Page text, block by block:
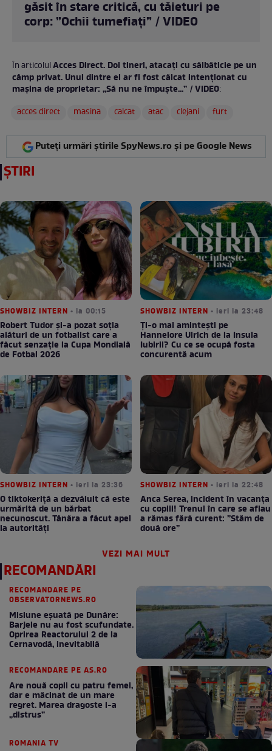
găsit în stare critică, cu tăieturi pe
corp: ”Ochii tumefiați” / VIDEO
În articolulAcces Direct. Doi tineri, atacați cu sălbăticie pe un
câmp privat. Unul dintre ei ar fi fost călcat intenționat cu
mașina de proprietar: „Să nu ne împuște...” / VIDEO:
acces direct
masina calcat atac clejani furt
Puteți urmări știrile SpyNews.ro și pe Google News
ȘTIRI
SHOWBIZ INTERN • la 00:15
Robert Tudor și-a pozat soția
alături de un fotbalist care a
făcut senzație la Cupa Mondială
de Fotbal 2026
SHOWBIZ INTERN • ieri la 23:48
Ți-o mai amintești pe
Hannelore Ulrich de la Insula
Iubirii? Cu ce se ocupă fosta
concurentă acum
SHOWBIZ INTERN • ieri la 23:36
O tiktokeriță a dezvăluit că este
urmărită de un bărbat
necunoscut. Tânăra a făcut apel
la autorități
SHOWBIZ INTERN • ieri la 22:48
Anca Serea, incident în vacanța
cu copiii! Trenul în care se aflau
a rămas fără curent: ”Stăm de
două ore”
VEZI MAI MULT
RECOMANDĂRI
RECOMANDARE PE
OBSERVATORNEWS.RO
Misiune eșuată pe Dunăre:
Barjele nu au fost scufundate.
Oprirea Reactorului 2 de la
Cernavodă, inevitabilă
RECOMANDARE PE AS.RO
Are nouă copii cu patru femei,
dar e măcinat de un mare
regret. Marea dragoste l-a
„distrus”
ROMANIA TV